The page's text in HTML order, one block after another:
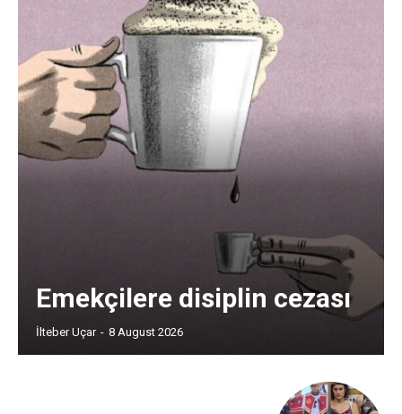
Emekçilere disiplin cezası
İlteber Uçar - 8 August 2026